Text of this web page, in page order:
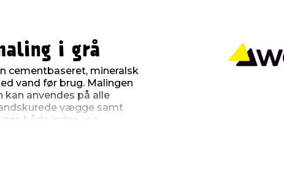
i grå
cementbaseret, mineralsk
vand før brug. Malingen
kan anvendes på alle
vægge samt
både inden- og